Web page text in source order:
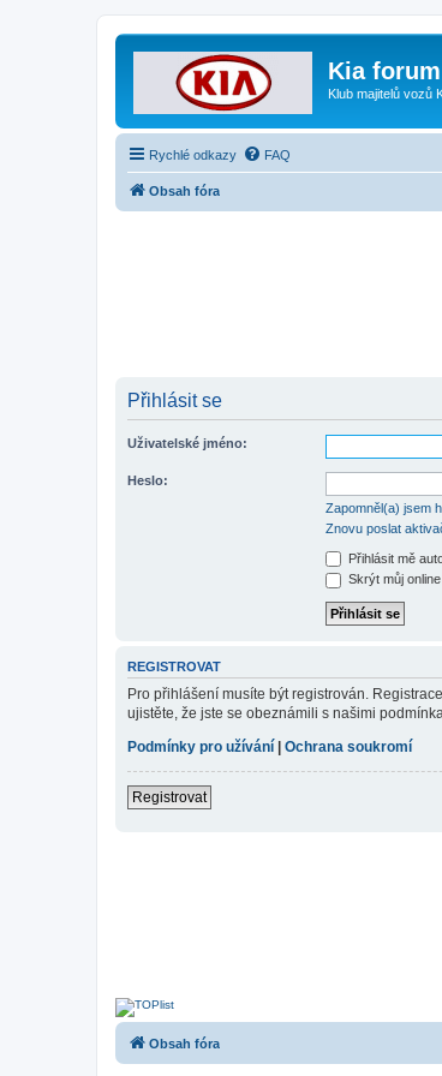
Kia
Klub majitelů vozů
Rychlé odkazy FAQ
Obsah fóra
Přihlásit se
Uživatelské jméno:
Heslo:
Zapomněl(a) jsem
Znovu poslat
Přihlásit mě
Skrýt můj
REGISTROVAT
Pro přihlášení musíte být registrován.
ujistěte, že jste se obeznámili s našimi
Podmínky pro užívání
Ochrana soukromí
Registrovat
Obsah fóra